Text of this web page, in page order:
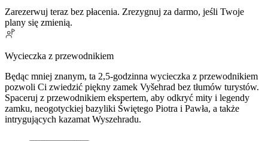
Zarezerwuj teraz bez płacenia. Zrezygnuj za darmo, jeśli Twoje
plany się zmienią.
Wycieczka z przewodnikiem
Będąc mniej znanym, ta 2,5-godzinna wycieczka z przewodnikiem
pozwoli Ci zwiedzić piękny zamek Vyšehrad bez tłumów turystów.
Spaceruj z przewodnikiem ekspertem, aby odkryć mity i legendy
zamku, neogotyckiej bazyliki Świętego Piotra i Pawła, a także
intrygujących kazamat Wyszehradu.